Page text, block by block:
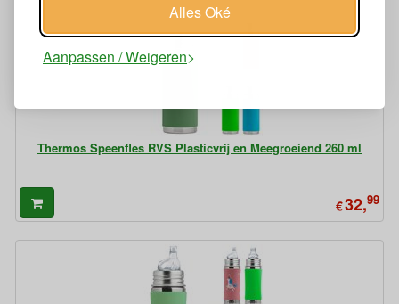
Alles Oké
Aanpassen / Weigeren
Thermos Speenfles RVS Plasticvrij en Meegroeiend 260 ml
€32,99